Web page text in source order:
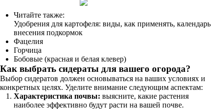
Читайте также:
Удобрения для картофеля: виды, как применять, календарь
внесения подкормок
Фацелия
Горчица
Бобовые (красная и белая клевер)
Как выбрать сидераты для вашего огорода?
Выбор сидератов должен основываться на ваших условиях и
конкретных целях. Уделите внимание следующим аспектам:
Характеристика почвы: выясните, какие растения
наиболее эффективно будут расти на вашей почве.